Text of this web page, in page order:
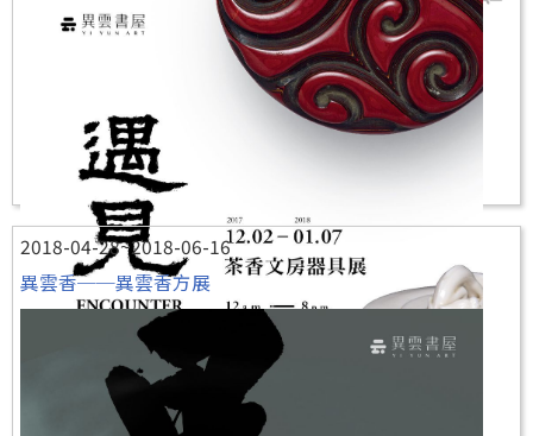
2018-04-28~2018-06-16
異雲香──異雲香方展